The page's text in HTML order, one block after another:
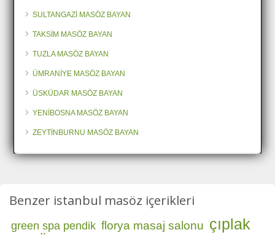
SULTANGAZİ MASÖZ BAYAN
TAKSİM MASÖZ BAYAN
TUZLA MASÖZ BAYAN
ÜMRANİYE MASÖZ BAYAN
ÜSKÜDAR MASÖZ BAYAN
YENİBOSNA MASÖZ BAYAN
ZEYTİNBURNU MASÖZ BAYAN
Benzer istanbul masöz içerikleri
green spa pendik florya masaj salonu çıplak